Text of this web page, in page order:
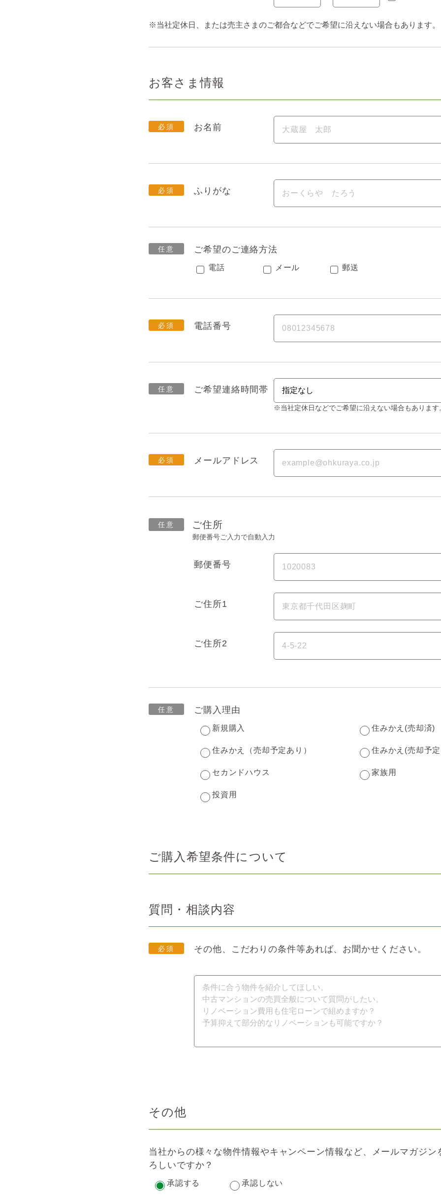
※当社定休日、または売主さまのご都合などでご希望に沿えない場合もあります。
お客さま情報
お名前
ふりがな
ご希望のご連絡方法
電話 メール 郵送
電話番号
ご希望連絡時間帯
※当社定休日などでご希望に沿えない場合もあります
メールアドレス
ご住所
郵便番号ご入力で自動入力
郵便番号
ご住所1
ご住所2
ご購入理由
新規購入 住みかえ(売却済)
住みかえ（売却予定あり） 住みかえ(売却予
セカンドハウス 家族用
投資用
ご購入希望条件について
質問・相談内容
その他、こだわりの条件等あれば、お聞かせください。
その他
当社からの様々な物件情報やキャンペーン情報など、メールマガジン
ろしいですか？
承認する 承認しない